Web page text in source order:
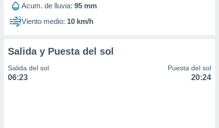
publicidad
de
Acum. de lluvia: 95 mm
Viento medio: 10 km/h
Salida y Puesta del sol
Salida del sol
06:23
Puesta del sol
20:24